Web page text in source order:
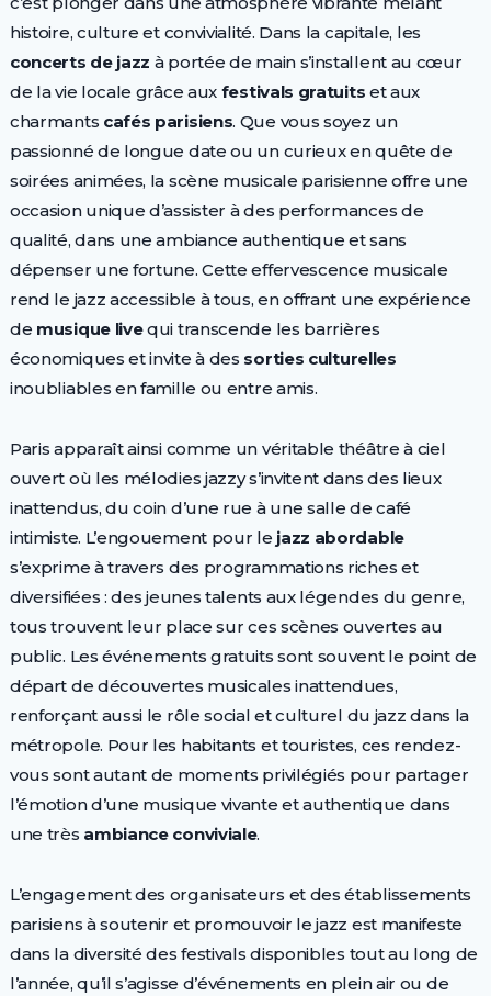
histoire, culture et convivialité. Dans la capitale, les
concerts de jazz à portée de main s’installent au cœur
de la vie locale grâce aux festivals gratuits et aux
charmants cafés parisiens. Que vous soyez un
passionné de longue date ou un curieux en quête de
soirées animées, la scène musicale parisienne offre une
occasion unique d’assister à des performances de
qualité, dans une ambiance authentique et sans
dépenser une fortune. Cette effervescence musicale
rend le jazz accessible à tous, en offrant une expérience
de musique livequi transcende les barrières
économiques et invite à des sorties culturelles
inoubliables en famille ou entre amis.
Paris apparaît ainsi comme un véritable théâtre à ciel
ouvert où les mélodies jazzy s’invitent dans des lieux
inattendus, du coin d’une rue à une salle de café
intimiste. L’engouement pour le jazz abordable
s’exprime à travers des programmations riches et
diversifiées : des jeunes talents aux légendes du genre,
tous trouvent leur place sur ces scènes ouvertes au
public. Les événements gratuits sont souvent le point de
départ de découvertes musicales inattendues,
renforçant aussi le rôle social et culturel du jazz dans la
métropole. Pour les habitants et touristes, ces rendez-
vous sont autant de moments privilégiés pour partager
l’émotion d’une musique vivante et authentique dans
une très ambiance conviviale.
L’engagement des organisateurs et des établissements
parisiens à soutenir et promouvoir le jazz est manifeste
dans la diversité des festivals disponibles tout au long de
l’année, qu’il s’agisse d’événements en plein air ou de